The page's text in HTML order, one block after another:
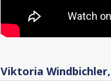
Viktoria